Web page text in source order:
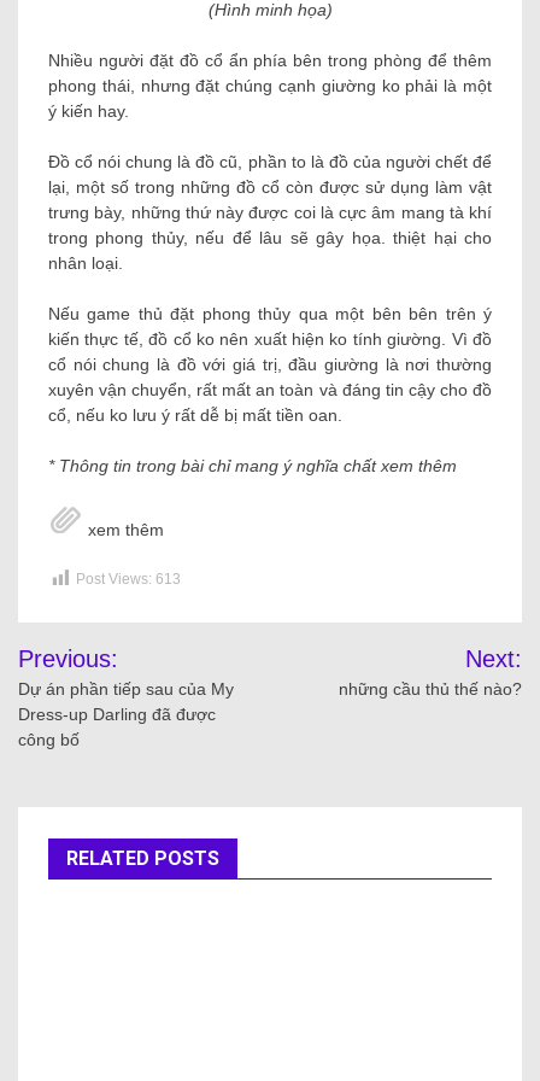
(Hình minh họa)
Nhiều người đặt đồ cổ ẩn phía bên trong phòng để thêm
phong thái, nhưng đặt chúng cạnh giường ko phải là một
ý kiến ​​hay.
Đồ cổ nói chung là đồ cũ, phần to là đồ của người chết để
lại, một số trong những đồ cổ còn được sử dụng làm vật
trưng bày, những thứ này được coi là cực âm mang tà khí
trong phong thủy, nếu để lâu sẽ gây họa. thiệt hại cho
nhân loại.
Nếu game thủ đặt phong thủy qua một bên bên trên ý
kiến thực tế, đồ cổ ko nên xuất hiện ko tính giường. Vì đồ
cổ nói chung là đồ với giá trị, đầu giường là nơi thường
xuyên vận chuyển, rất mất an toàn và đáng tin cậy cho đồ
cổ, nếu ko lưu ý rất dễ bị mất tiền oan.
* Thông tin trong bài chỉ mang ý nghĩa chất xem thêm
xem thêm
Post Views: 613
Previous:
Dự án phần tiếp sau của My
Dress-up Darling đã được
công bố
Next:
những cầu thủ thế nào?
RELATED POSTS